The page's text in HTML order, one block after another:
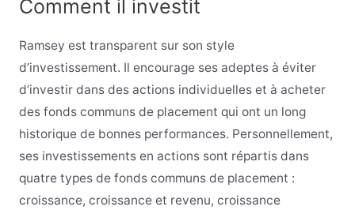
Comment il investit
Ramsey est transparent sur son style
d’investissement. Il encourage ses adeptes à éviter
d’investir dans des actions individuelles et à acheter
des fonds communs de placement qui ont un long
historique de bonnes performances. Personnellement,
ses investissements en actions sont répartis dans
quatre types de fonds communs de placement :
croissance, croissance et revenu, croissance